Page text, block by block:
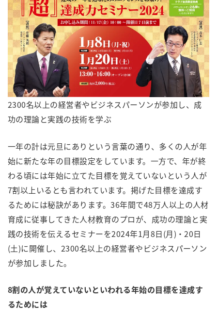
2300名以上の経営者やビジネスパーソンが参加し、成
功の理論と実践の技術を学ぶ
一年の計は元旦にありという言葉の通り、多くの人が年
始に新たな年の目標設定をしています。一方で、年が終
わる頃には年始に立てた目標を覚えていないという人が
7割以上いるとも言われています。掲げた目標を達成す
るためには秘訣があります。36年間で48万人以上の人材
育成に従事してきた人材教育のプロが、成功の理論と実
践の技術を伝えるセミナーを2024年1月8日(月)・20日
(土)に開催し、2300名以上の経営者やビジネスパーソン
が参加しました。
8割の人が覚えていないといわれる年始の目標を達成す
るためには